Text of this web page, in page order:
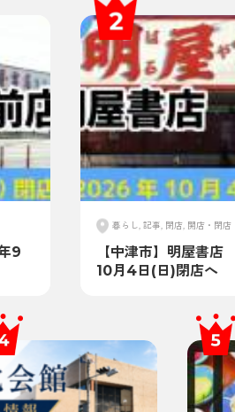
9
暮らし, 記事, 閉店, 開店・閉店
【中津市】明屋書
10月4日(日)閉店へ